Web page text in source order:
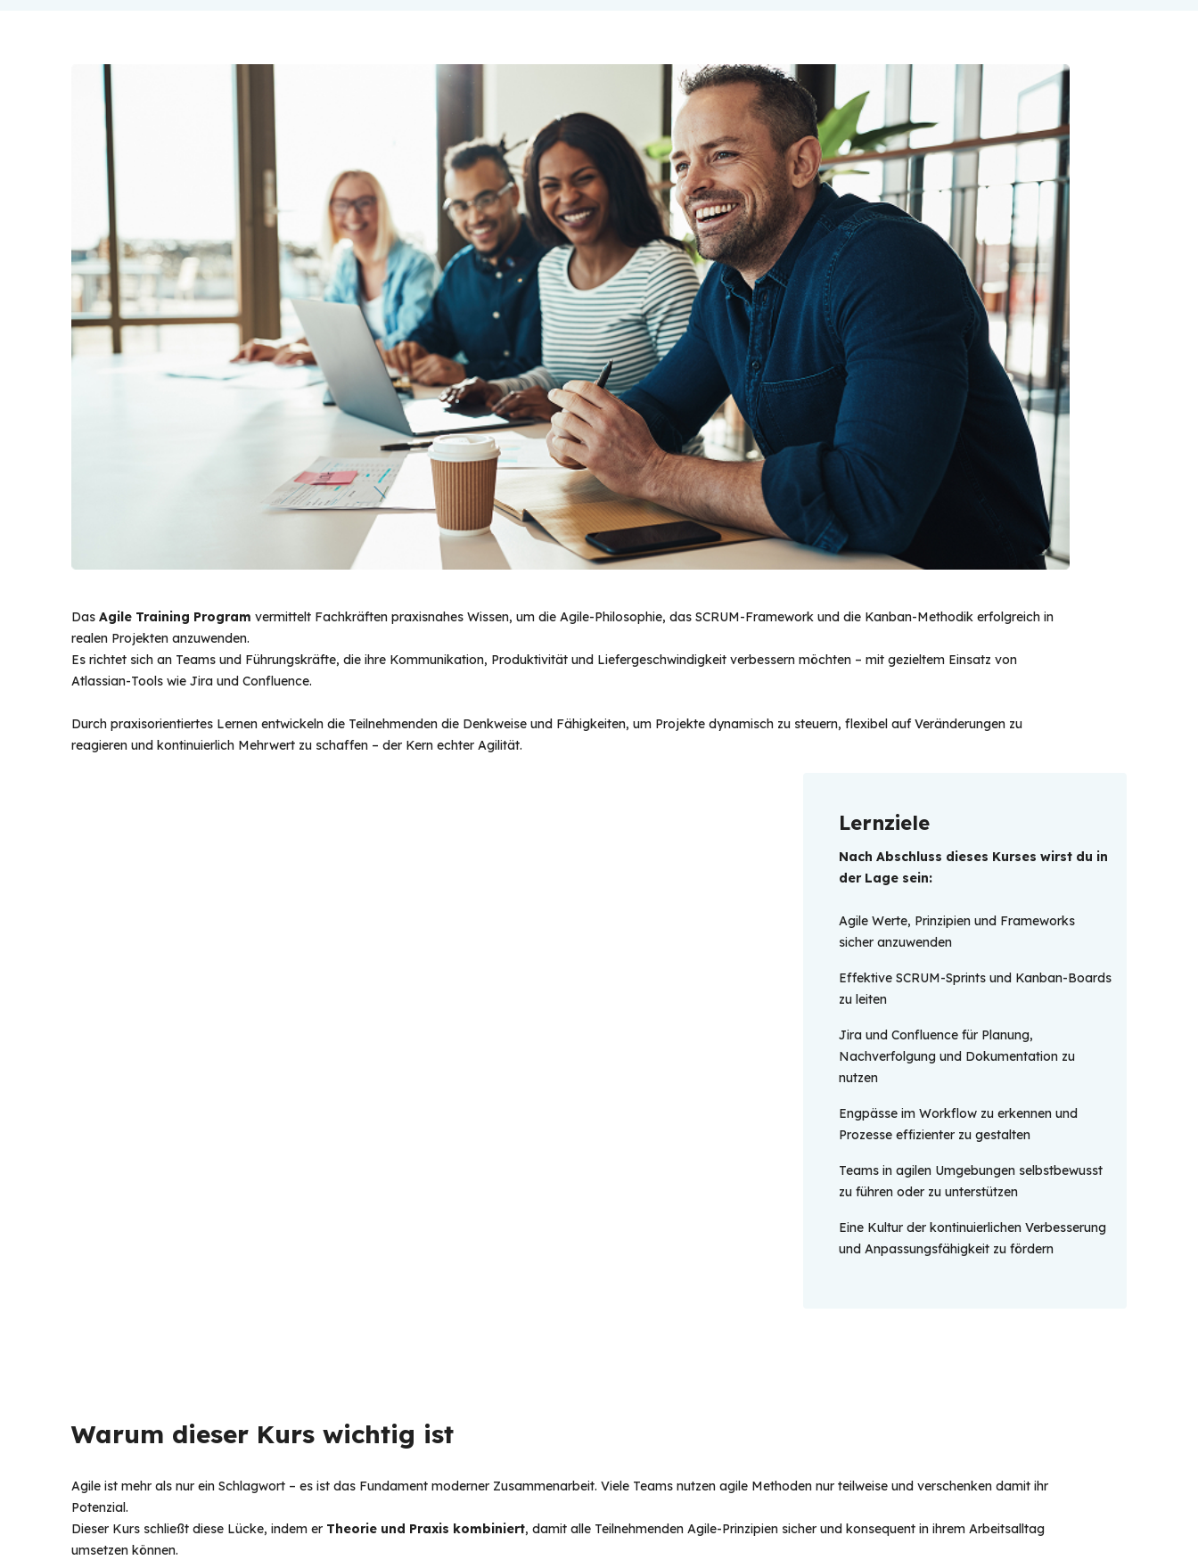
Das Agile Training Program vermittelt Fachkräften praxisnahes Wissen, um die Agile-Philosophie, das SCRUM-Framework und die Kanban-Methodik erfolgreich in
realen Projekten anzuwenden.
Es richtet sich an Teams und Führungskräfte, die ihre Kommunikation, Produktivität und Liefergeschwindigkeit verbessern möchten – mit gezieltem Einsatz von
Atlassian-Tools wie Jira und Confluence.
Durch praxisorientiertes Lernen entwickeln die Teilnehmenden die Denkweise und Fähigkeiten, um Projekte dynamisch zu steuern, flexibel auf Veränderungen zu
reagieren und kontinuierlich Mehrwert zu schaffen – der Kern echter Agilität.
Lernziele
Nach Abschluss dieses Kurses wirst du in
der Lage sein:
Agile Werte, Prinzipien und Frameworks
sicher anzuwenden
Effektive SCRUM-Sprints und Kanban-Boards
zu leiten
Jira und Confluence für Planung,
Nachverfolgung und Dokumentation zu
nutzen
Engpässe im Workflow zu erkennen und
Prozesse effizienter zu gestalten
Teams in agilen Umgebungen selbstbewusst
zu führen oder zu unterstützen
Eine Kultur der kontinuierlichen Verbesserung
und Anpassungsfähigkeit zu fördern
Warum dieser Kurs wichtig ist
Agile ist mehr als nur ein Schlagwort – es ist das Fundament moderner Zusammenarbeit. Viele Teams nutzen agile Methoden nur teilweise und verschenken damit ihr
Potenzial.
Dieser Kurs schließt diese Lücke, indem er Theorie und Praxis kombiniert, damit alle Teilnehmenden Agile-Prinzipien sicher und konsequent in ihrem Arbeitsalltag
umsetzen können.